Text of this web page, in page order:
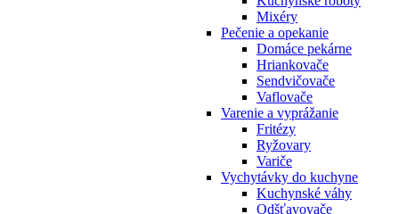
Mixéry
Pečenie a opekanie
Domáce pekárne
Hriankovače
Sendvičovače
Vaflovače
Varenie a vyprážanie
Fritézy
Ryžovary
Variče
Vychytávky do kuchyne
Kuchynské váhy
Odšťavovače